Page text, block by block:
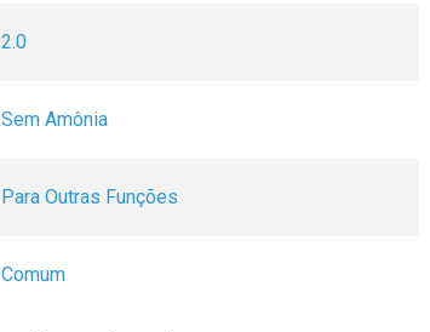
2.0
Sem Amônia
Para Outras Funções
Comum